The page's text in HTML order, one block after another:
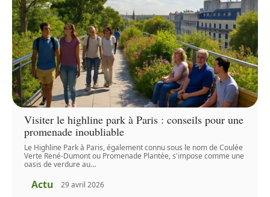
Visiter le highline park à Paris : conseils pour une
promenade inoubliable
Le Highline Park à Paris, également connu sous le nom de Coulée
Verte René-Dumont ou Promenade Plantée, s'impose comme une
oasis de verdure au…
Actu 29 avril 2026